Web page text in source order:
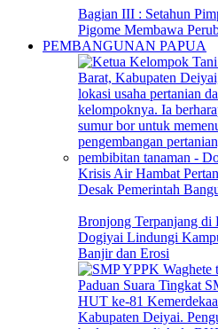
Bagian III : Setahun
Pigome Membawa
PEMBANGUNAN PAPUA
Krisis Air Hambat
Desak Pemerintah
Bronjong Terpanjang di
Dogiyai Lindungi
Banjir dan Erosi